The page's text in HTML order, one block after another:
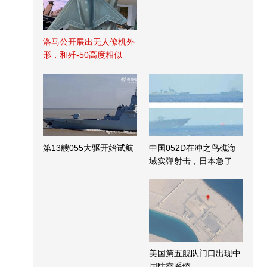
洛马公开展出无人僚机外
形，和歼-50高度相似
第13艘055大驱开始试航
中国052D在冲之鸟礁海
域实弹射击，日本急了
美国第五舰队门口出现中